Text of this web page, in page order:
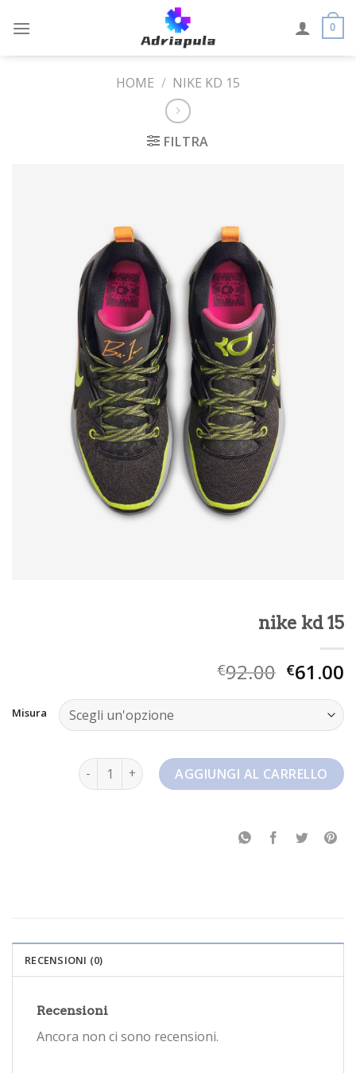
0
HOME / NIKE KD 15
FILTRA
nike kd 15
€92.00 €61.00
Misura
nike kd 15 quantitàAGGIUNGI AL CARRELLO
RECENSIONI (0)
Recensioni
Ancora non ci sono recensioni.